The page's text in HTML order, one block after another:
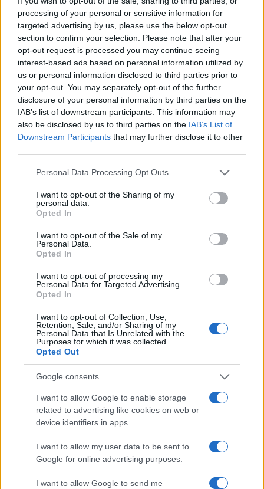
processing of your personal or sensitive information for
targeted advertising by us, please use the below opt-out
section to confirm your selection. Please note that after your
opt-out request is processed you may continue seeing
interest-based ads based on personal information utilized by
us or personal information disclosed to third parties prior to
your opt-out. You may separately opt-out of the further
disclosure of your personal information by third parties on the
IAB’s list of downstream participants. This information may
also be disclosed by us to third parties on the IAB’s List of
Downstream Participants that may further disclose it to other
Please note that this website/app uses one or more Google
not limited to your visit or usage behaviour. You may click to
grant or deny consent to Google and its third-party tags to
use your data for below specified purposes in below Google
consent section.
Personal Data Processing Opt Outs
I want to opt-out of the Sharing of my
personal data.
Opted In
I want to opt-out of the Sale of my
Personal Data.
Opted In
I want to opt-out of processing my
Personal Data for Targeted Advertising.
Opted In
I want to opt-out of Collection, Use,
Retention, Sale, and/or Sharing of my
Personal Data that Is Unrelated with the
Purposes for which it was collected.
Opted Out
Google consents
I want to allow Google to enable storage
related to advertising like cookies on web or
device identifiers in apps.
I want to allow my user data to be sent to
Google for online advertising purposes.
I want to allow Google to send me
CIENCIA Y TECNOLOGÍA
Cómo elegir una carrera STEAM: perfiles
Descubre cómo elegir la mejor opción en STEAM:…
CIENCIA Y TECNOLOGÍA
Un hombre compra el primer mensaje
SMS de la historia por 107.000 euros
Un canadiense compra el primer mensaje de texto…
CIENCIA Y TECNOLOGÍA